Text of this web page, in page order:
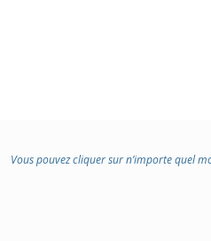
Vous pouvez cliquer sur n’importe quel